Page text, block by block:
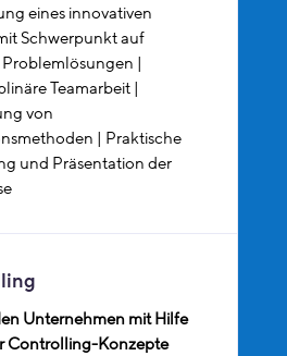
eines innovativen
Schwerpunkt auf
|
Teamarbeit |
von
| Praktische
und Präsentation der
Unternehmen mit Hilfe
Controlling-Konzepte